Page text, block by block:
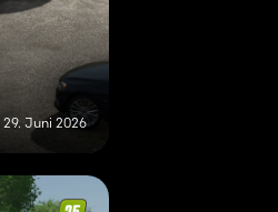
29. Juni 2026